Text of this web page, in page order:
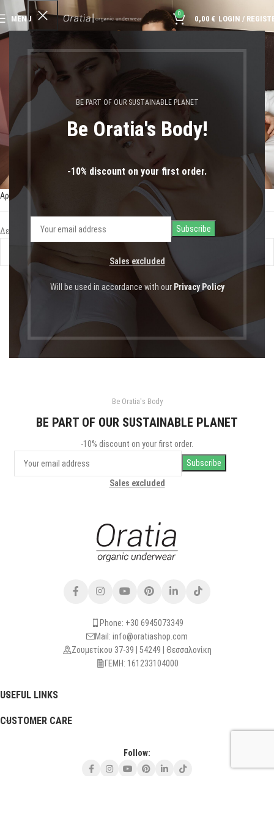
BE PART OF OUR SUSTAINABLE PLANET
Be Oratia's Body!
-10% discount on your first order.
Sales excluded
Will be used in accordance with our Privacy Policy
MENU
0
0,00 € LOGIN /
χειροποίητη τεχνική
Αρχική σελίδα Προϊόντα με ετικέτα “χειροποίητη τεχνική”
Δεν βρέθηκε κανένα προϊόν που να ταιριάζει με την επιλογή σας.
Be Oratia's Body
BE PART OF OUR SUSTAINABLE PLANET
-10% discount on your first order.
Sales excluded
Phone: +30 6945073349
Mail: info@oratiashop.com
Ζουμετίκου 37-39 | 54249 | Θεσσαλονίκη
ΓΕΜΗ: 161233104000
USEFUL LINKS
CUSTOMER CARE
Follow: